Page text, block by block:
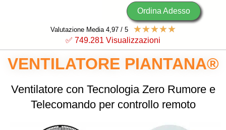
Ordina Adesso
Valutazione Media 4,97 / 5 ☆☆☆☆☆
✅ 749.282 Visualizzazioni
VENTILATORE PIANTANA®
Ventilatore con Tecnologia Zero Rumore e
Telecomando per controllo remoto